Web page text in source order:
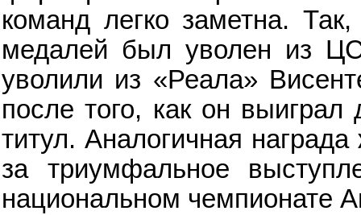
команд легко заметна.
медалей был уволен из
уволили из «Реала»
после того, как он
титул. Аналогичная
за триумфальное
национальном чемпионате